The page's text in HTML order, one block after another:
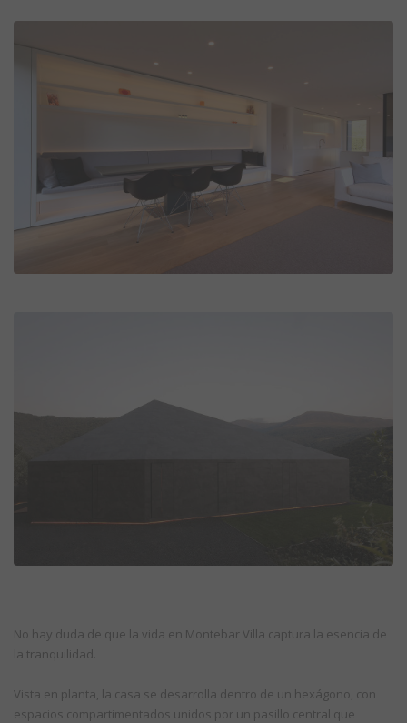
No hay duda de que la vida en Montebar Villa captura la esencia de
la tranquilidad.
Vista en planta, la casa se desarrolla dentro de un hexágono, con
espacios compartimentados unidos por un pasillo central que